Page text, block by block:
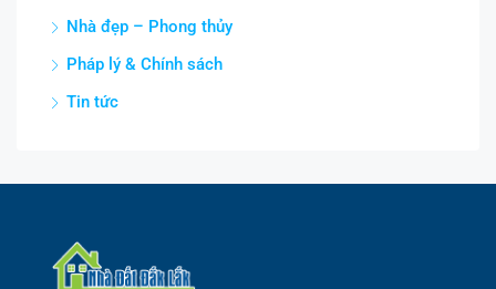
Nhà đẹp – Phong thủy
Pháp lý & Chính sách
Tin tức